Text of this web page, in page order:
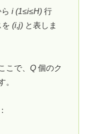
i (1≤i≤H)行
(i,j)と表しま
こで、 Q個のク
。